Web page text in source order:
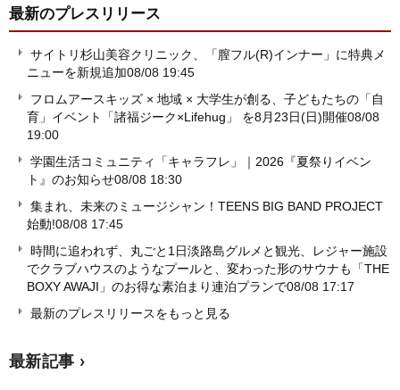
最新のプレスリリース
サイトリ杉山美容クリニック、「膣フル(R)インナー」に特典メ
ニューを新規追加08/08 19:45
フロムアースキッズ × 地域 × 大学生が創る、子どもたちの「自
育」イベント「諸福ジーク×Lifehug」 を8月23日(日)開催08/08
19:00
学園生活コミュニティ「キャラフレ」｜2026『夏祭りイベン
ト』のお知らせ08/08 18:30
集まれ、未来のミュージシャン！TEENS BIG BAND PROJECT
始動!08/08 17:45
時間に追われず、丸ごと1日淡路島グルメと観光、レジャー施設
でクラブハウスのようなプールと、変わった形のサウナも「THE
BOXY AWAJI」のお得な素泊まり連泊プランで08/08 17:17
最新のプレスリリースをもっと見る
最新記事